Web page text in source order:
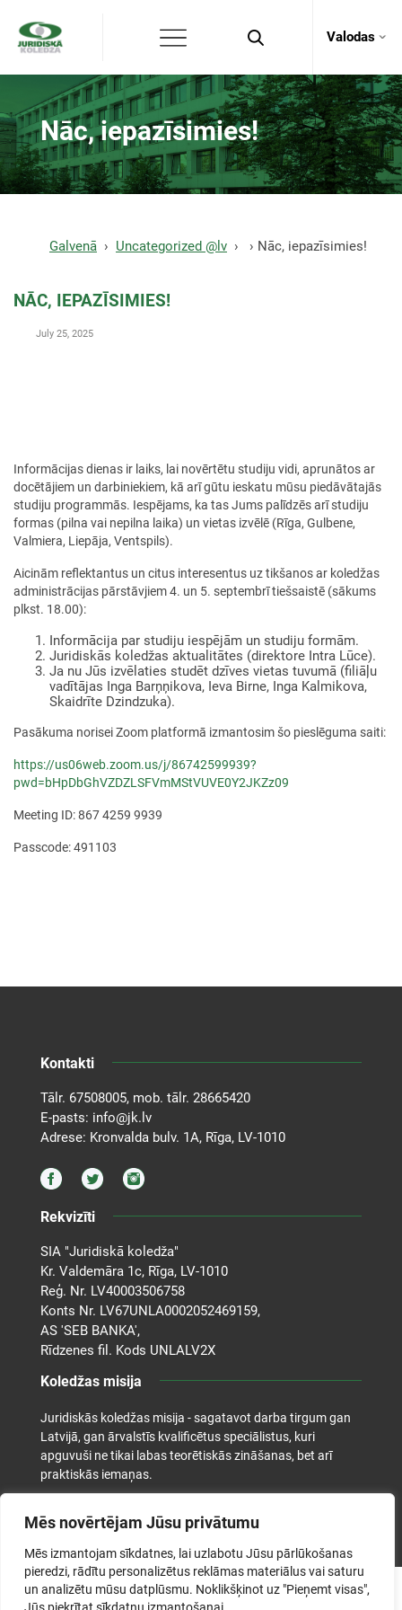
Mēs novērtējam Jūsu privātumu
Mēs izmantojam sīkdatnes, lai uzlabotu Jūsu pārlūkošanas
pieredzi, rādītu personalizētus reklāmas materiālus vai saturu
un analizētu mūsu datplūsmu. Noklikšķinot uz "Pieņemt visas",
Valodas
Nāc, iepazīsimies!
Galvenā Uncategorized @lv Nāc, iepazīsimies!
NĀC, IEPAZĪSIMIES!
July 25, 2025
Informācijas dienas ir laiks, lai novērtētu studiju vidi, aprunātos ar
docētājiem un darbiniekiem, kā arī gūtu ieskatu mūsu piedāvātajās
studiju programmās. Iespējams, ka tas Jums palīdzēs arī studiju
formas (pilna vai nepilna laika) un vietas izvēlē (Rīga, Gulbene,
Valmiera, Liepāja, Ventspils).
Aicinām reflektantus un citus interesentus uz tikšanos ar koledžas
administrācijas pārstāvjiem 4. un 5. septembrī tiešsaistē (sākums
plkst. 18.00):
Informācija par studiju iespējām un studiju formām.
Juridiskās koledžas aktualitātes (direktore Intra Lūce).
Ja nu Jūs izvēlaties studēt dzīves vietas tuvumā (filiāļu
vadītājas Inga Barņņikova, Ieva Birne, Inga Kalmikova,
Skaidrīte Dzindzuka).
Pasākuma norisei Zoom platformā izmantosim šo pieslēguma saiti:
https://us06web.zoom.us/j/86742599939?
pwd=bHpDbGhVZDZLSFVmMStVUVE0Y2JKZz09
Meeting ID: 867 4259 9939
Passcode: 491103
Kontakti
Tālr. 67508005, mob. tālr. 28665420
E-pasts: info@jk.lv
Adrese: Kronvalda bulv. 1A, Rīga, LV-1010
Rekvizīti
SIA "Juridiskā koledža"
Kr. Valdemāra 1c, Rīga, LV-1010
Reģ. Nr. LV40003506758
Konts Nr. LV67UNLA0002052469159,
AS 'SEB BANKA',
Rīdzenes fil. Kods UNLALV2X
Koledžas misija
Juridiskās koledžas misija - sagatavot darba tirgum gan
Latvijā, gan ārvalstīs kvalificētus speciālistus, kuri
apguvuši ne tikai labas teorētiskās zināšanas, bet arī
praktiskās iemaņas.
©2026. Juridiskā koledža. Visas tiesības aizsargātas.